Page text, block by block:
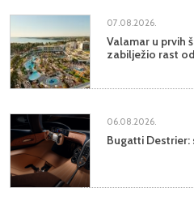
07.08.2026.
Valamar u prvih
zabilježio rast
06.08.2026.
Bugatti